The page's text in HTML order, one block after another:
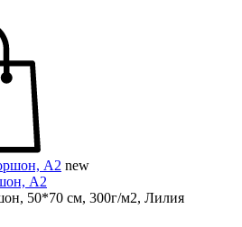
new
А2
50*70 см, 300г/м2, Лилия